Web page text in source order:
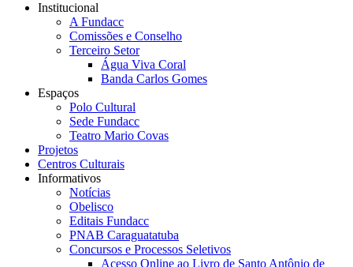
Institucional
A Fundacc
Comissões e Conselho
Terceiro Setor
Água Viva Coral
Banda Carlos Gomes
Espaços
Polo Cultural
Sede Fundacc
Teatro Mario Covas
Projetos
Centros Culturais
Informativos
Notícias
Obelisco
Editais Fundacc
PNAB Caraguatatuba
Concursos e Processos Seletivos
Acesso Online ao Livro de Santo Antônio de